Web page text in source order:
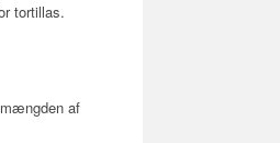
tortillas.
af